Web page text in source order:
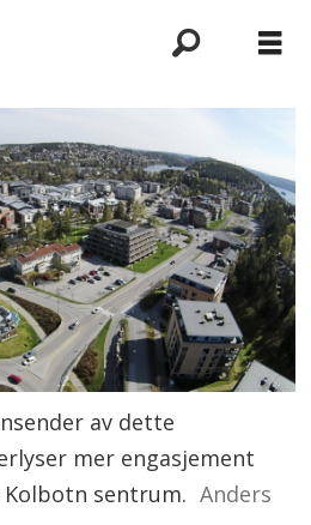
av dette
mer engasjement
sentrum. Anders